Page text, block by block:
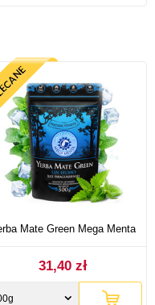
Mate Green Mega Menta
31,40 zł